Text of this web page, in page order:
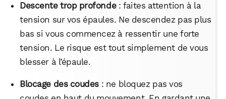
Descente trop profonde: faites attention à la
tension sur vos épaules. Ne descendez pas plus
bas si vous commencez à ressentir une forte
tension. Le risque est tout simplement de vous
blesser à l’épaule.
Blocage des coudes: ne bloquez pas vos